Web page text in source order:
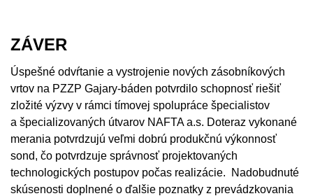
ZÁVER
Úspešné odvŕtanie a vystrojenie nových zásobníkových
vrtov na PZZP Gajary-báden potvrdilo schopnosť riešiť
zložité výzvy v rámci tímovej spolupráce špecialistov
a špecializovaných útvarov NAFTA a.s. Doteraz vykonané
merania potvrdzujú veľmi dobrú produkčnú výkonnosť
sond, čo potvrdzuje správnosť projektovaných
technologických postupov počas realizácie. Nadobudnuté
skúsenosti doplnené o ďalšie poznatky z prevádzkovania